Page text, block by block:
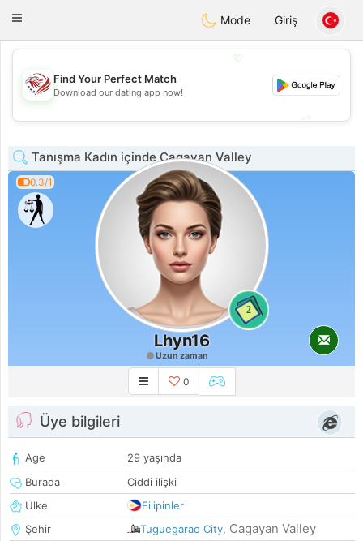
Dating
Toggle
Mode Giriş
💖
💕
Find Your Perfect Match
Download our dating app now!
Tanışma Kadın içinde Cagayan Valley
0.3/1
2
Lhyn16
Uzun zaman
0
Üye bilgileri
Age
29 yaşında
Burada
Ciddi ilişki
Ülke
Filipinler
Şehir
Tuguegarao City, Cagayan Valley